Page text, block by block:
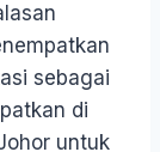
sebagai
di
untuk